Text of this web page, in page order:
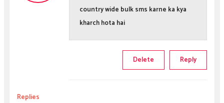
country wide bulk sms karne ka kya
kharch hota hai
Reply
Delete
Replies